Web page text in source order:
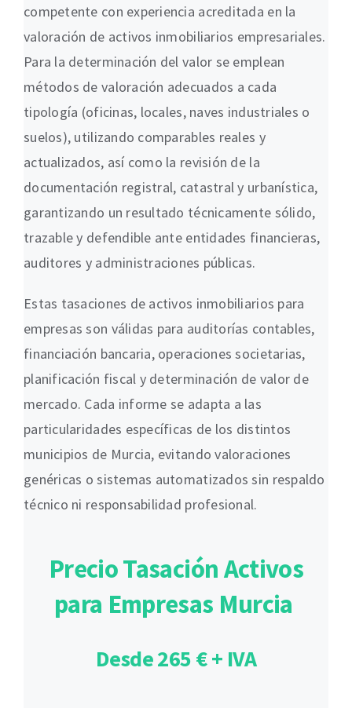
competente con experiencia acreditada en la
valoración de activos inmobiliarios empresariales.
Para la determinación del valor se emplean
métodos de valoración adecuados a cada
tipología (oficinas, locales, naves industriales o
suelos), utilizando comparables reales y
actualizados, así como la revisión de la
documentación registral, catastral y urbanística,
garantizando un resultado técnicamente sólido,
trazable y defendible ante entidades financieras,
auditores y administraciones públicas.
Estas tasaciones de activos inmobiliarios para
empresas son válidas para auditorías contables,
financiación bancaria, operaciones societarias,
planificación fiscal y determinación de valor de
mercado. Cada informe se adapta a las
particularidades específicas de los distintos
municipios de Murcia, evitando valoraciones
genéricas o sistemas automatizados sin respaldo
técnico ni responsabilidad profesional.
Precio Tasación Activos
para Empresas Murcia
Desde 265 € + IVA